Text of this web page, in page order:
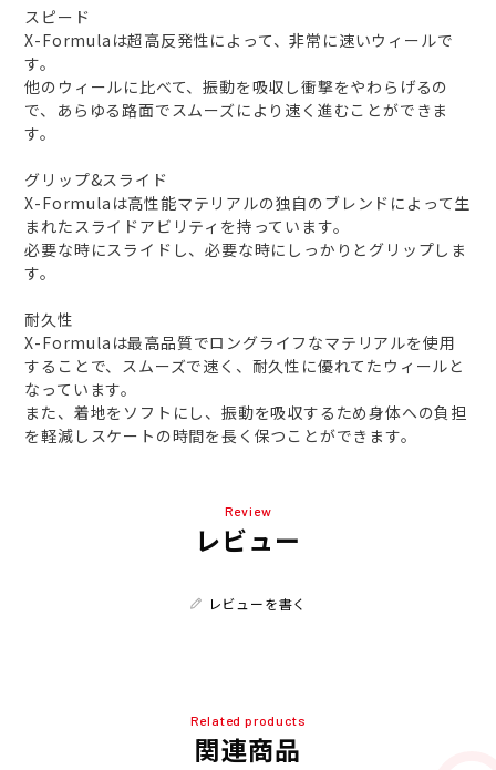
スピード
X-Formulaは超高反発性によって、非常に速いウィールで
す。
他のウィールに比べて、振動を吸収し衝撃をやわらげるの
で、あらゆる路面でスムーズにより速く進むことができま
す。
グリップ&スライド
X-Formulaは高性能マテリアルの独自のブレンドによって生
まれたスライドアビリティを持っています。
必要な時にスライドし、必要な時にしっかりとグリップしま
す。
耐久性
X-Formulaは最高品質でロングライフなマテリアルを使用
することで、スムーズで速く、耐久性に優れてたウィールと
なっています。
また、着地をソフトにし、振動を吸収するため身体への負担
を軽減しスケートの時間を長く保つことができます。
Review
レビュー
レビューを書く
Related products
関連商品